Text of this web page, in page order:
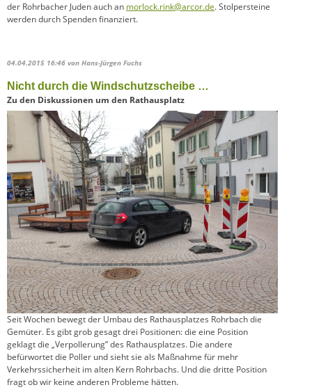
der Rohrbacher Juden auch an morlock.rink@arcor.de. Stolpersteine
werden durch Spenden finanziert.
04.04.2015 16:46 von Hans-Jürgen Fuchs
Nicht durch die Windschutzscheibe …
Zu den Diskussionen um den Rathausplatz
Seit Wochen bewegt der Umbau des Rathausplatzes Rohrbach die
Gemüter. Es gibt grob gesagt drei Positionen: die eine Position
geklagt die „Verpollerung” des Rathausplatzes. Die andere
befürwortet die Poller und sieht sie als Maßnahme für mehr
Verkehrssicherheit im alten Kern Rohrbachs. Und die dritte Position
fragt ob wir keine anderen Probleme hätten.